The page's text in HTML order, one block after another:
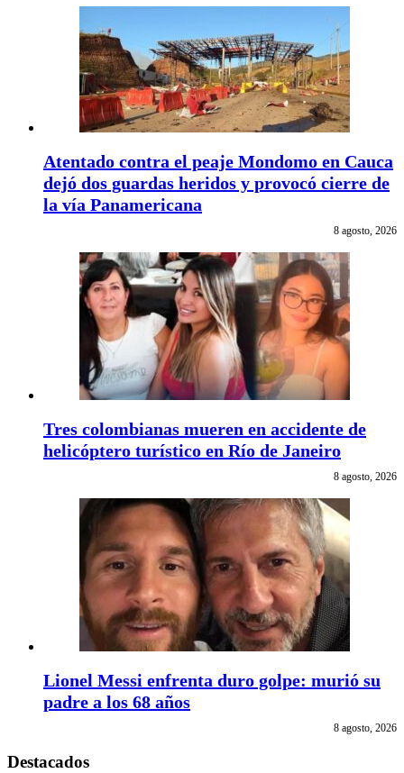
Atentado contra el peaje Mondomo en Cauca
dejó dos guardas heridos y provocó cierre de
la vía Panamericana
8 agosto, 2026
Tres colombianas mueren en accidente de
helicóptero turístico en Río de Janeiro
8 agosto, 2026
Lionel Messi enfrenta duro golpe: murió su
padre a los 68 años
8 agosto, 2026
Destacados